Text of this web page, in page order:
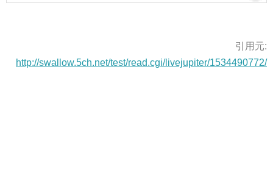
引用元:
http://swallow.5ch.net/test/read.cgi/livejupiter/1534490772/